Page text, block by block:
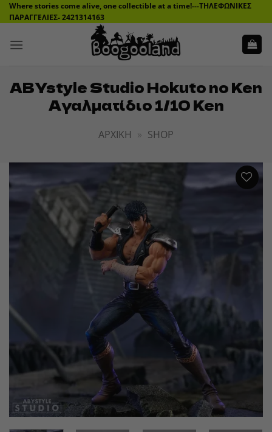
Μετάβαση
στο
Where stories come alive, one collectible at a time!---ΤΗΛΕΦΩΝΙΚΕΣ
ΠΑΡΑΓΓΕΛΙΕΣ- 2421314163
ABYstyle Studio Hokuto no Ken
Αγαλματίδιο 1/10 Ken
ΑΡΧΙΚΉ » SHOP